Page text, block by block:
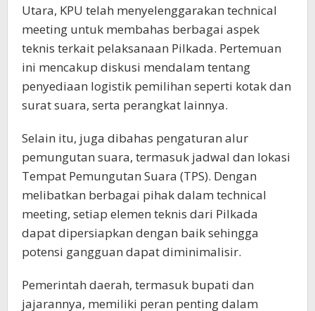
Utara, KPU telah menyelenggarakan technical
meeting untuk membahas berbagai aspek
teknis terkait pelaksanaan Pilkada. Pertemuan
ini mencakup diskusi mendalam tentang
penyediaan logistik pemilihan seperti kotak dan
surat suara, serta perangkat lainnya.
Selain itu, juga dibahas pengaturan alur
pemungutan suara, termasuk jadwal dan lokasi
Tempat Pemungutan Suara (TPS). Dengan
melibatkan berbagai pihak dalam technical
meeting, setiap elemen teknis dari Pilkada
dapat dipersiapkan dengan baik sehingga
potensi gangguan dapat diminimalisir.
Pemerintah daerah, termasuk bupati dan
jajarannya, memiliki peran penting dalam